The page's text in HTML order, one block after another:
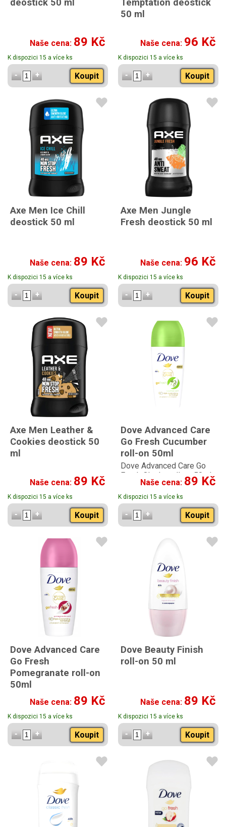
deostick 50 ml
Naše cena: 89 Kč
K dispozici 15 a více ks
Koupit
Temptation deostick
50 ml
Naše cena: 96 Kč
K dispozici 15 a více ks
Koupit
Axe Men Ice Chill
deostick 50 ml
Naše cena: 89 Kč
K dispozici 15 a více ks
Koupit
Axe Men Jungle
Fresh deostick 50 ml
Naše cena: 96 Kč
K dispozici 15 a více ks
Koupit
Axe Men Leather &
Cookies deostick 50
ml
Naše cena: 89 Kč
K dispozici 15 a více ks
Koupit
Dove Advanced Care
Go Fresh Cucumber
roll-on 50ml
Dove Advanced Care Go
Fresh Okurka roll-on 50ml
Naše cena: 89 Kč
K dispozici 15 a více ks
Koupit
Dove Advanced Care
Go Fresh
Pomegranate roll-on
50ml
Dove Advanced Care Go
Fresh Granátové Jablko
roll-on 50ml
Naše cena: 89 Kč
K dispozici 15 a více ks
Koupit
Dove Beauty Finish
roll-on 50 ml
Naše cena: 89 Kč
K dispozici 15 a více ks
Koupit